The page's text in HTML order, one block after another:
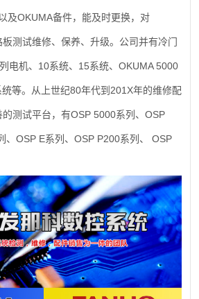
及OKUMA备件，能及时更换，对
板测试维修、保养、升级。公司并有冷门
电机、 10系统、 15系统、 OKUMA 5000
统等。从上世纪80年代到 201X年的维修配
测试平台，有OSP 5000系列、 OSP
、 OSP E系列、 OSP P200系列、 OSP